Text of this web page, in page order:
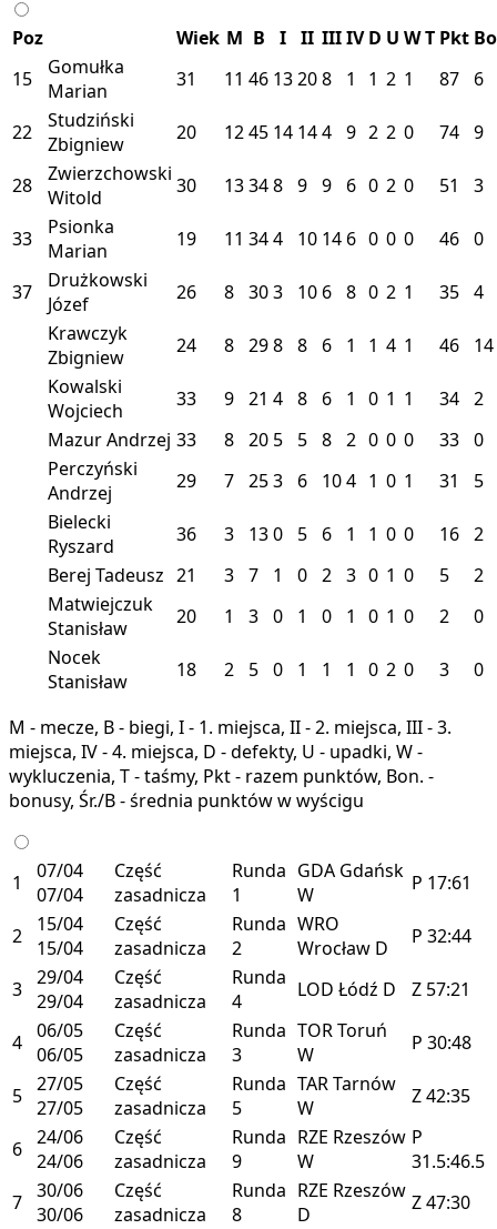
Poz Wiek M B I II IIIIV D U WT Pkt
15
Gomułka
Marian
31 11 46 13208 1 1 2 1 87 6
22
Studziński
Zbigniew
20 1245 14 144 9 2 2 0 74 9
28
Zwierzchowski
Witold
30 13348 9 9 6 0 2 0 51 3
33
Psionka
Marian
19 11 344 10 14 6 0 0 0 46 0
37
Drużkowski
Józef
26 8 303 10 6 8 0 2 1 35 4
Krawczyk
Zbigniew
24 8 298 8 6 1 1 4 1 46
14
Kowalski
Wojciech
33 9 21 4 8 6 1 0 1 1 34 2
Mazur Andrzej 33 8 20 5 5 8 2 0 0 0 33 0
Perczyński
Andrzej
29 7 253 6 104 1 0 1 31
5
Bielecki
Ryszard
36 3 130 5 6 1 1 0 0 16 2
Berej Tadeusz 21 3 7 1 0 2 3 0 1 0 5
2
Matwiejczuk
Stanisław
20 1 3 0 1 0 1 0 1 0 2
0
Nocek
Stanisław
18 2 5 0 1 1 1 0 2 0 3 0
M - mecze, B - biegi, I - 1. miejsca, II - 2. miejsca, III - 3.
miejsca, IV - 4. miejsca, D - defekty, U - upadki, W -
wykluczenia, T - taśmy, Pkt - razem punktów, Bon. -
bonusy, Śr./B - średnia punktów w wyścigu
1
07/04
07/04
Część
zasadnicza
Runda
1
GDA Gdańsk
W
P 17:61
2
15/04
15/04
Część
zasadnicza
Runda
2
WRO
Wrocław D P 32:44
3 29/04
29/04
Część
zasadnicza
Runda
4
LOD Łódź D Z 57:21
4 06/05
06/05
Część
zasadnicza
Runda
3
TORToruń
W
P 30:48
5 27/05
27/05
Część
zasadnicza
Runda
5
TARTarnów
W
Z42:35
6 24/06
24/06
Część
zasadnicza
Runda
9
RZE Rzeszów
W
P
31.5:46.5
7 30/06
30/06
Część
zasadnicza
Runda
8
RZE Rzeszów
D
Z47:30